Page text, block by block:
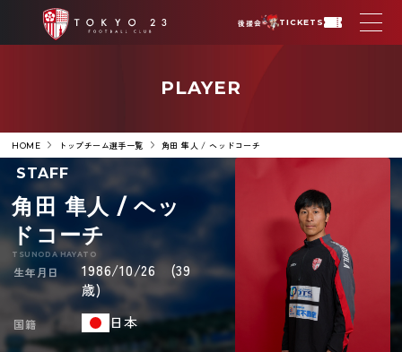
後援会 TICKETS
PLAYER
HOME トップチーム選手一覧 角田 隼人 / ヘッドコーチ
STAFF
角田 隼人 / ヘッ
ドコーチ
TSUNODA HAYATO
生年月日
1986/10/26 (39
歳)
国籍 日本